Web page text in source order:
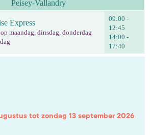
Peisey-Vallandry
Express
maandag, dinsdag, donderdag
09:00 -
12:45
14:00 -
17:40
tot zondag 13 september 2026